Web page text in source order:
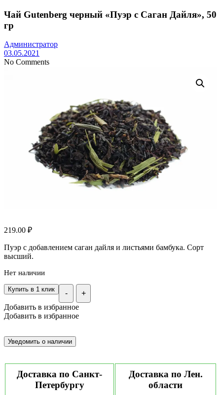
Чай Gutenberg черный «Пуэр с Саган Дайля», 50
гр
Администратор
03.05.2021
No Comments
219.00 ₽
Пуэр с добавлением саган дайля и листьями бамбука. Сорт
высший.
Нет наличии
- +
Купить в 1 клик
Добавить в избранное
Добавить в избранное
Доставка по Санкт-
Петербургу
Доставка по Лен.
области